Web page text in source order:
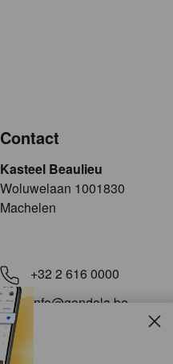
Contact
Kasteel Beaulieu
​​​Woluwelaan 1001830
Machelen
+32 2 616 0000
info@gondola.be
Volg ons op